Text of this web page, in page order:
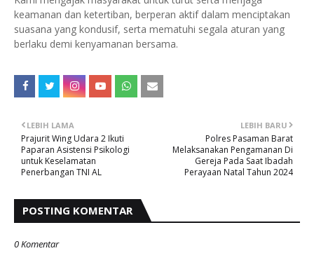
keamanan dan ketertiban, berperan aktif dalam menciptakan
suasana yang kondusif, serta mematuhi segala aturan yang
berlaku demi kenyamanan bersama.
LEBIH BARU
Polres Pasaman Barat
Melaksanakan Pengamanan Di
Gereja Pada Saat Ibadah
Perayaan Natal Tahun 2024
LEBIH LAMA
Prajurit Wing Udara 2 Ikuti
Paparan Asistensi Psikologi
untuk Keselamatan
Penerbangan TNI AL
POSTING KOMENTAR
0 Komentar